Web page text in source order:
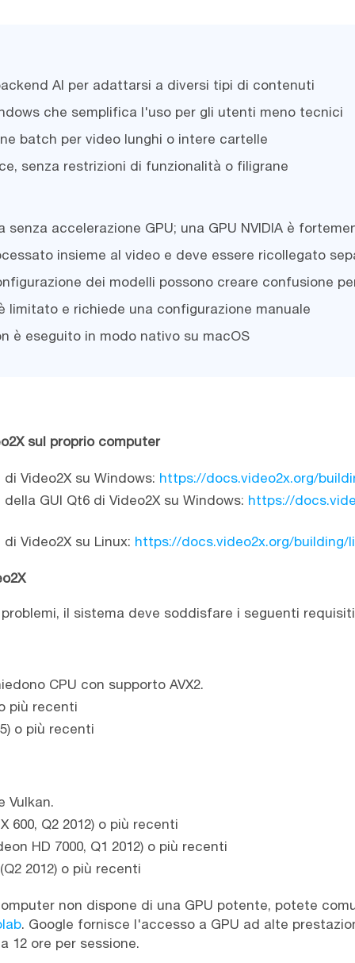
AI per adattarsi a diversi tipi di contenuti
che semplifica l'uso per gli utenti meno tecnici
batch per video lunghi o intere cartelle
senza restrizioni di funzionalità o filigrane
senza accelerazione GPU; una GPU NVIDIA è
insieme al video e deve essere ricollegato
dei modelli possono creare confusione
limitato e richiede una configurazione manuale
è eseguito in modo nativo su macOS
sul proprio computer
Video2X su Windows: https://docs.video2x.org/
GUI Qt6 di Video2X su Windows: https://
Video2X su Linux: https://docs.video2x.org/building/
il sistema deve soddisfare i seguenti
CPU con supporto AVX2.
più recenti
o più recenti
Vulkan.
600, Q2 2012) o più recenti
HD 7000, Q1 2012) o più recenti
2012) o più recenti
non dispone di una GPU potente, potete
. Google fornisce l'accesso a GPU ad alte
12 ore per sessione.